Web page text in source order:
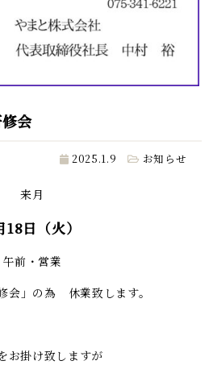
会
2025.1.9 お知らせ
来月
18日（火）
午前・営業
会」の為 休業致します。
お掛け致しますが